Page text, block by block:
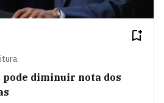
pode diminuir nota dos